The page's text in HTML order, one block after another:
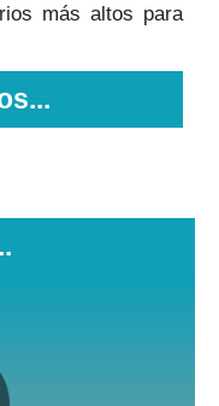
más altos para